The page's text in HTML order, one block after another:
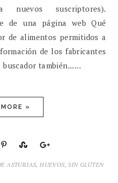
suscriptores).
de una página web Qué
de alimentos permitidos a
de los fabricantes
también......
MORE »
ASTURIAS, HUEVOS,SIN GLÚTEN